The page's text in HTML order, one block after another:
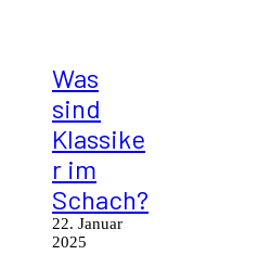
Was
sind
Klassike
r im
Schach?
22. Januar
2025